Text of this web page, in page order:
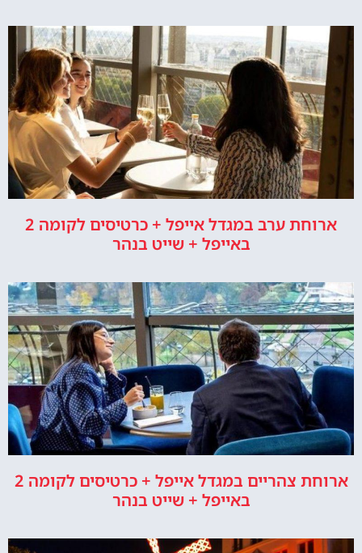
ארוחת ערב במגדל אייפל + כרטיסים לקומה 2
באייפל + שייט בנהר
ארוחת צהריים במגדל אייפל + כרטיסים לקומה 2
באייפל + שייט בנהר